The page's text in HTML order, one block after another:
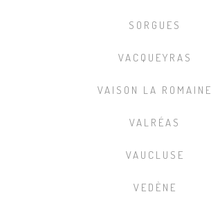
SORGUES
VACQUEYRAS
VAISON LA ROMAINE
VALRÉAS
VAUCLUSE
VEDÈNE